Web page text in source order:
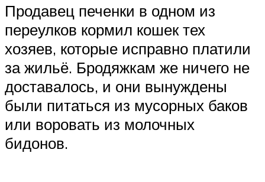
Продавец печенки в одном из
переулков кормил кошек тех
хозяев, которые исправно платили
за жильё. Бродяжкам же ничего не
доставалось, и они вынуждены
были питаться из мусорных баков
или воровать из молочных
бидонов.